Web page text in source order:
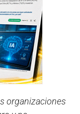
organizaciones